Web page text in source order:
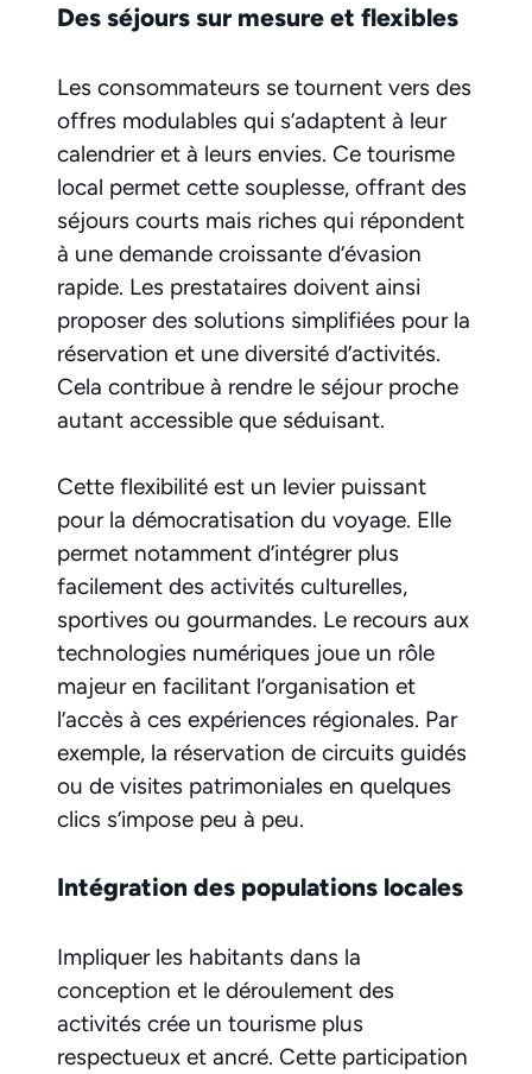
Des séjours sur mesure et flexibles
Les consommateurs se tournent vers des
offres modulables qui s’adaptent à leur
calendrier et à leurs envies. Ce tourisme
local permet cette souplesse, offrant des
séjours courts mais riches qui répondent
à une demande croissante d’évasion
rapide. Les prestataires doivent ainsi
proposer des solutions simplifiées pour la
réservation et une diversité d’activités.
Cela contribue à rendre le séjour proche
autant accessible que séduisant.
Cette flexibilité est un levier puissant
pour la démocratisation du voyage. Elle
permet notamment d’intégrer plus
facilement des activités culturelles,
sportives ou gourmandes. Le recours aux
technologies numériques joue un rôle
majeur en facilitant l’organisation et
l’accès à ces expériences régionales. Par
exemple, la réservation de circuits guidés
ou de visites patrimoniales en quelques
clics s’impose peu à peu.
Intégration des populations locales
Impliquer les habitants dans la
conception et le déroulement des
activités crée un tourisme plus
respectueux et ancré. Cette participation